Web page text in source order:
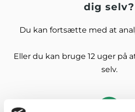
dig selv?
Du kan fortsætte med at
Eller du kan bruge 12 uger på
selv.